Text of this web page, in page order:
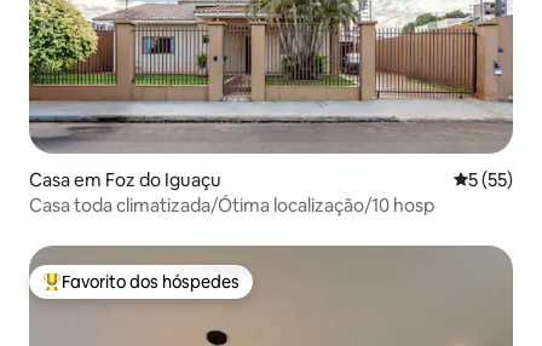
Casa em Foz do Iguaçu
5 (55)
Casa toda climatizada/Ótima localização/10 hosp
Favoritos dos hóspedes mais apreciados
Favorito dos hóspedes